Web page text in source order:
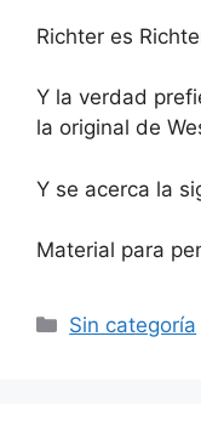
Richter es
Y la verdad
la original de
Y se acerca la
Material para
Categorías
Sin categoría